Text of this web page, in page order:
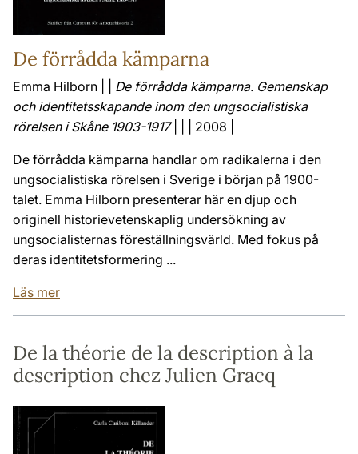
De förrådda kämparna
Emma Hilborn | | De förrådda kämparna. Gemenskap
och identitetsskapande inom den ungsocialistiska
rörelsen i Skåne 1903-1917| | | 2008 |
De förrådda kämparna handlar om radikalerna i den
ungsocialistiska rörelsen i Sverige i början på 1900-
talet. Emma Hilborn presenterar här en djup och
originell historievetenskaplig undersökning av
ungsocialisternas föreställningsvärld. Med fokus på
deras identitetsformering ...
Läs mer
De la théorie de la description à la
description chez Julien Gracq